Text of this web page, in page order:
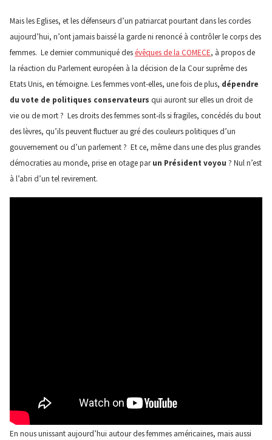
Mais les Eglises, et les défenseurs d’un patriarcat pourtant dans les cordes
aujourd’hui, n’ont jamais baissé la garde ni renoncé à contrôler le corps des
femmes. Le dernier communiqué desévêques de la COMECE, à propos de
la réaction du Parlement européen à la décision de la Cour suprême des
Etats Unis, en témoigne. Les femmes vont-elles, une fois de plus, dépendre
du vote de politiques conservateurs qui auront sur elles un droit de
vie ou de mort ? Les droits des femmes sont-ils si fragiles, concédés du bout
des lèvres, qu’ils peuvent fluctuer au gré des couleurs politiques d’un
gouvernement ou d’un parlement ? Et ce, même dans une des plus grandes
démocraties au monde, prise en otage parun Président voyou ? Nul n’est
à l’abri d’un tel revirement.
En nous unissant aujourd’hui autour des femmes américaines, mais aussi